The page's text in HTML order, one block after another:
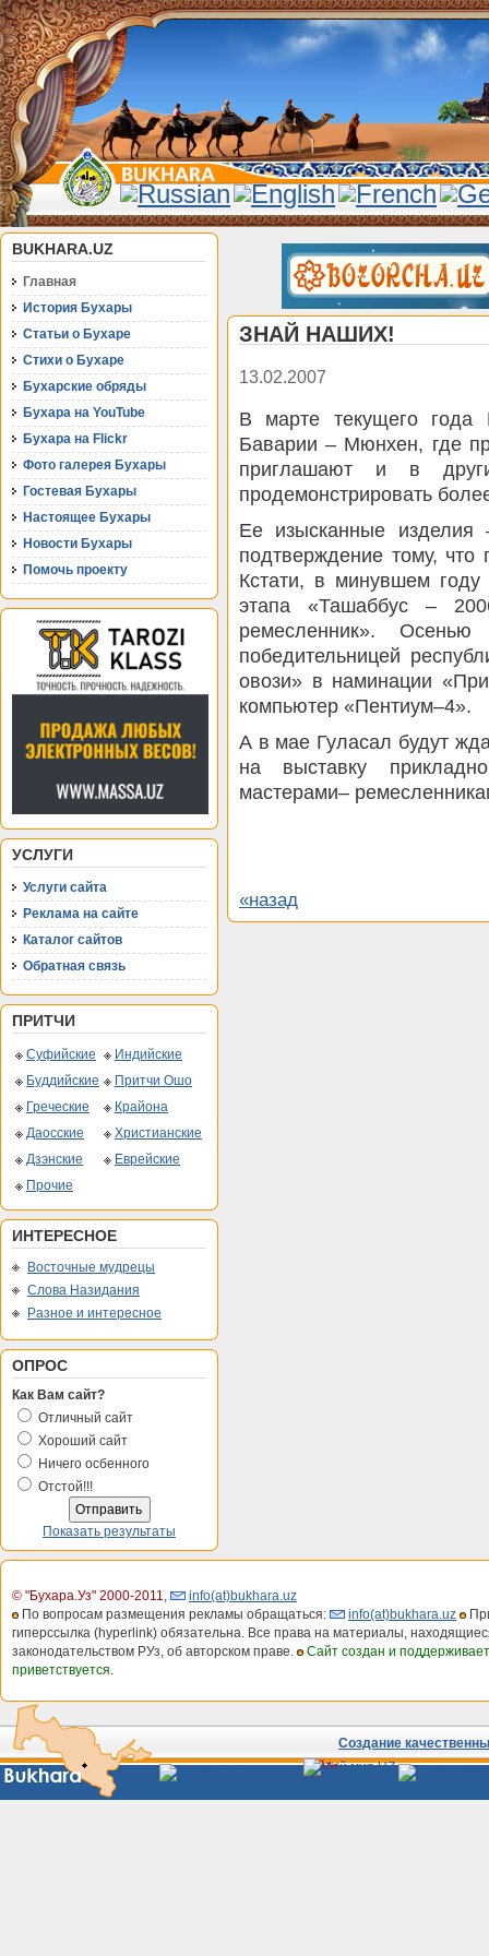
BUKHARA.UZ
Главная
История Бухары
Статьи о Бухаре
Стихи о Бухаре
Бухарские обряды
Бухара на YouTube
Бухара на Flickr
Фото галерея Бухары
Гостевая Бухары
Настоящее Бухары
Новости Бухары
Помочь проекту
УСЛУГИ
Услуги сайта
Реклама на сайте
Каталог сайтов
Обратная связь
ПРИТЧИ
Суфийские
Индийские
Буддийские
Притчи Ошо
Греческие
Крайона
Даосские
Христианские
Дзэнские
Еврейские
Прочие
ИНТЕРЕСНОЕ
Восточные мудрецы
Слова Назидания
Разное и интересное
ОПРОС
Как Вам сайт?
Отличный сайт
Хороший сайт
Ничего осбенного
Отстой!!!
Показать результаты
ЗНАЙ НАШИХ!
13.02.2007
В марте текущего года
Баварии – Мюнхен, где
приглашают и в
продемонстрировать
Ее изысканные изделия
подтверждение тому, что
Кстати, в минувшем
этапа «Ташаббус –
ремесленник».
победительницей
овози» в наминации
компьютер «Пентиум–4».
А в мае Гуласал будут
на выставку
мастерами–
«назад
© "Бухара.Уз" 2000-2011,
info(at)bukhara.uz
По вопросам размещения рекламы обращаться:
info(at)bukhara.uz
гиперссылка (hyperlink) обязательна. Все права на материалы,
законодательством РУз, об авторском праве.
Сайт создан и
приветствуется.
Создание
Сайты
Узбекистана